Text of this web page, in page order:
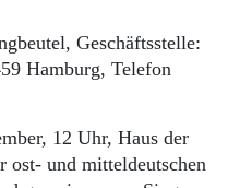
Geschäftsstelle:
Hamburg, Telefon
12 Uhr, Haus der
ost- und mitteldeutschen